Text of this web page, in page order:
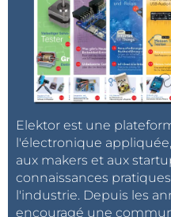
Elektor est une
l'électronique
aux makers et aux
connaissances
l'industrie. Depuis les
encouragé une